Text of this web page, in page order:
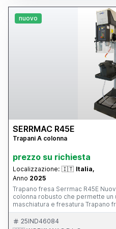
nuovo
SERRMAC R45E
Trapani A colonna
prezzo su richiesta
Localizzazione: 🇮🇹 Italia,
Anno 2025
Trapano fresa Serrmac R45E Nuovo a
colonna robusto che permette
maschiatura e fresatura Trapano
elettronica tramite inverter. Di
filettatura. Possibilità di scelta
piano girevole morsa e tavola
25IND46084